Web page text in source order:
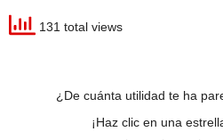
131 total views
¿De cuánta utilidad te ha
¡Haz clic en una